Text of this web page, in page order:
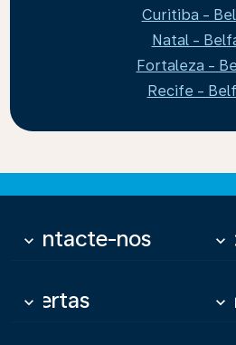
Curitiba -
Natal -
Fortaleza -
Recife -
Contacte-nos
keyboard_arrow_down keyboard_arrow_down
Ofertas
keyboard_arrow_down keyboard_arrow_down